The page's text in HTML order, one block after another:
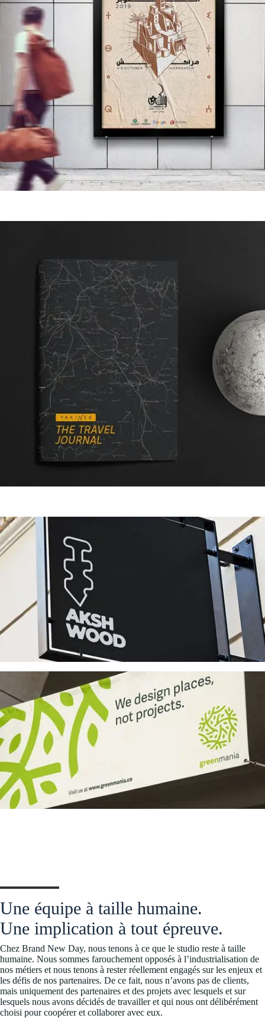
Une équipe à taille humaine.
Une implication à tout épreuve.
Chez Brand New Day, nous tenons à ce que le studio reste à taille
humaine. Nous sommes farouchement opposés à l’industrialisation de
nos métiers et nous tenons à rester réellement engagés sur les enjeux et
les défis de nos partenaires. De ce fait, nous n’avons pas de clients,
mais uniquement des partenaires et des projets avec lesquels et sur
lesquels nous avons décidés de travailler et qui nous ont délibérément
choisi pour coopérer et collaborer avec eux.